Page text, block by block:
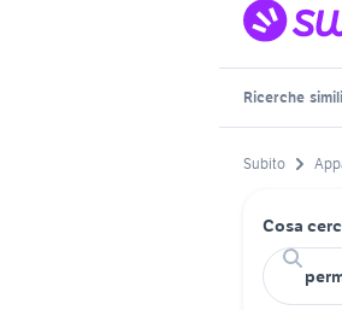
Ricerche simili
Subito
Cosa